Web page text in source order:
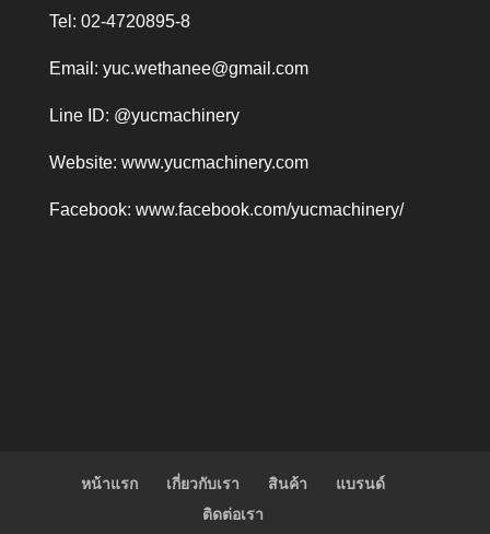
Tel: 02-4720895-8
Email: yuc.wethanee@gmail.com
Line ID: @yucmachinery
Website: www.yucmachinery.com
Facebook: www.facebook.com/yucmachinery/
หน้าแรก เกี่ยวกับเรา สินค้า
แบรนด์
ติดต่อเรา